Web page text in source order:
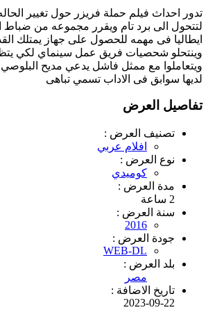
تدور احداث فيلم حملة فريزر حول تغيير
لتتحول الى برد تام ويقرر مجموعه من ضباط
ايطاليا فى مهمه للحصول على جهاز يمتلك
وينتحلو شحصيات فريق عمل سينماي لكي
ويتعاملوا مع ممثل فاشل يدعي مديح البلوصي
لديها سوابق فى الاداب تسمي تباهى
تفاصيل العرض
تصنيف العرض :
افلام عربي
نوع العرض :
كوميدي
مدة العرض :
2 ساعة
سنة العرض :
2016
جودة العرض :
WEB-DL
بلد العرض :
مصر
تاريخ الاضافة :
2023-09-22